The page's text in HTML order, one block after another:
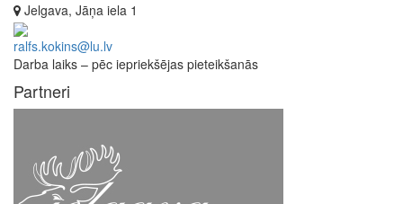
Jelgava, Jāņa iela 1
ralfs.kokins@lu.lv
Darba laiks – pēc iepriekšējas pieteikšanās
Partneri